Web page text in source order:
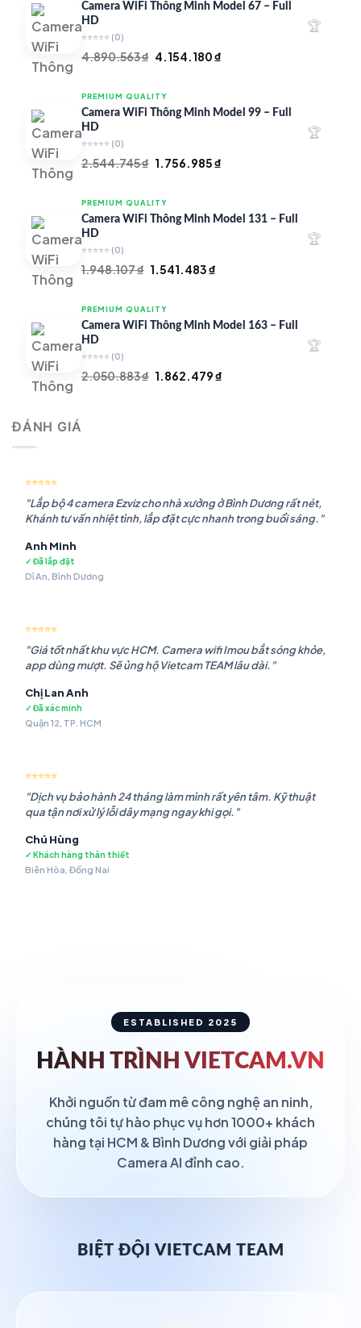
Camera WiFi Thông Minh Model 67 – Full
HD
⭐⭐⭐⭐⭐ (0)
4.890.563₫ Giá
là:
4.890.563 ₫.
4.154.180₫
là:
🏆
PREMIUM QUALITY
Camera WiFi Thông Minh Model 99 – Full
HD
⭐⭐⭐⭐⭐ (0)
2.544.745₫ Giá
là:
2.544.745 ₫.
1.756.985₫
là:
🏆
PREMIUM QUALITY
Camera WiFi Thông Minh Model 131 – Full
HD
⭐⭐⭐⭐⭐ (0)
1.948.107₫ Giá
là:
1.948.107 ₫.
1.541.483₫
là:
🏆
PREMIUM QUALITY
Camera WiFi Thông Minh Model 163 – Full
HD
⭐⭐⭐⭐⭐ (0)
2.050.883₫ Giá
1.862.479₫
🏆
ĐÁNH GIÁ
⭐⭐⭐⭐⭐
"Lắp bộ 4 camera Ezviz cho nhà xưởng ở Bình Dương rất nét,
Khánh tư vấn nhiệt tình, lắp đặt cực nhanh trong buổi sáng."
Anh Minh
✓ Đã lắp đặt
Dĩ An, Bình Dương
⭐⭐⭐⭐⭐
"Giá tốt nhất khu vực HCM. Camera wifi Imou bắt sóng khỏe,
app dùng mượt. Sẽ ủng hộ Vietcam TEAM lâu dài."
Chị Lan Anh
✓ Đã xác minh
Quận 12, TP. HCM
⭐⭐⭐⭐⭐
"Dịch vụ bảo hành 24 tháng làm mình rất yên tâm. Kỹ thuật
qua tận nơi xử lý lỗi dây mạng ngay khi gọi."
Chú Hùng
✓ Khách hàng thân thiết
Biên Hòa, Đồng Nai
ESTABLISHED 2025
HÀNH TRÌNH VIETCAM.VN
Khởi nguồn từ đam mê công nghệ an ninh,
chúng tôi tự hào phục vụ hơn 1000+ khách
hàng tại HCM & Bình Dương với giải pháp
Camera AI đỉnh cao.
BIỆT ĐỘI VIETCAM TEAM